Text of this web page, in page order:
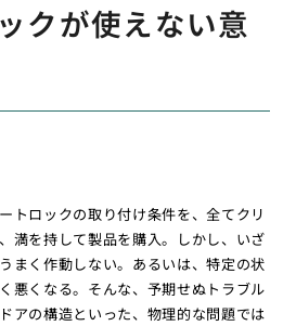
クが使えない意
トロックの取り付け条件を、全てクリ
満を持して製品を購入。しかし、いざ
まく作動しない。あるいは、特定の状
悪くなる。そんな、予期せぬトラブル
アの構造といった、物理的な問題では